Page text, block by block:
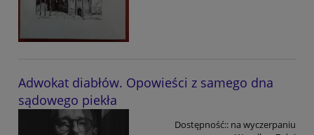
Adwokat diabłów. Opowieści z samego dna
sądowego piekła
Dostępność:: na wyczerpaniu